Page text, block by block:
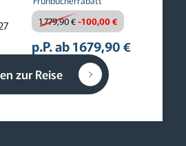
1.779,90 €-100,00 €
p.P. ab 1679,90 €
zur Reise